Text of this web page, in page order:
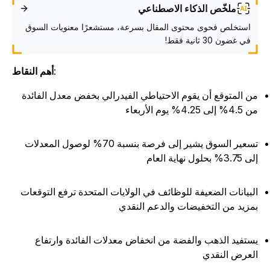
ملخّص الذكاء الاصطناعي
استخلص فحوى محتوى المقال بسرعة، مستشعرًا معنويات السوق
في غضون 30 ثانية فقط!
أهم النقاط
المتوقع أن يقوم الاحتياطي الفيدرالي بخفض معدل الفائدة
تسعير السوق يشير إلى فرصة بنسبة 70% لوصول المعدلات
بحلول نهاية العام
الضعيفة للوظائف في الولايات المتحدة ترفع التوقعات
من التخفيضات والدعم النقدي
الذهب والفضة من انخفاض معدلات الفائدة وارتفاع
النقدي